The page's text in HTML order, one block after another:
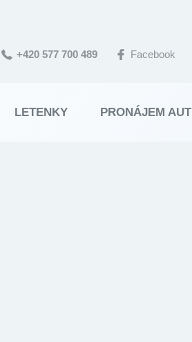
LETENKY PRONÁJEM AUT
+420 577 700 489 Facebook